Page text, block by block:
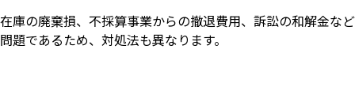
在庫の廃棄損、不採算事業からの撤退費用、訴訟の和解金な
問題であるため、対処法も異なります。